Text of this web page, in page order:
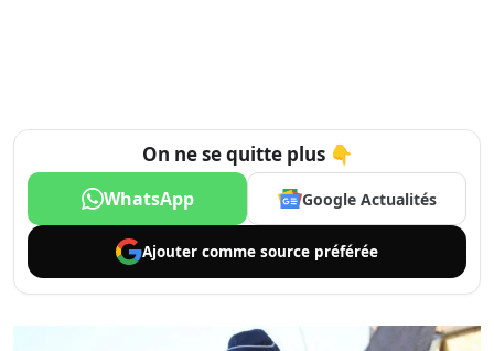
On ne se quitte plus 👇
WhatsApp Google Actualités
Ajouter comme source préférée